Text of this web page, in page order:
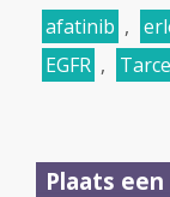
afatinib ,
EGFR ,
Plaats